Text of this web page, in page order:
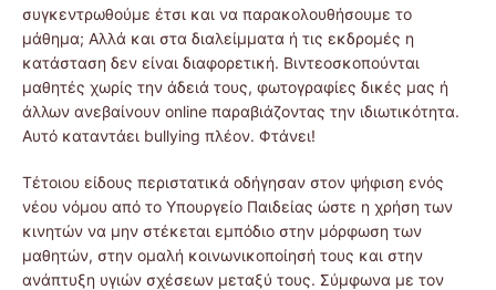
συγκεντρωθούμε έτσι και να παρακολουθήσουμε το
μάθημα; Αλλά και στα διαλείμματα ή τις εκδρομές η
κατάσταση δεν είναι διαφορετική. Βιντεοσκοπούνται
μαθητές χωρίς την άδειά τους, φωτογραφίες δικές μας ή
άλλων ανεβαίνουν online παραβιάζοντας την ιδιωτικότητα.
Αυτό καταντάει bullying πλέον. Φτάνει!
Τέτοιου είδους περιστατικά οδήγησαν στον ψήφιση ενός
νέου νόμου από το Υπουργείο Παιδείας ώστε η χρήση των
κινητών να μην στέκεται εμπόδιο στην μόρφωση των
μαθητών, στην ομαλή κοινωνικοποίησή τους και στην
ανάπτυξη υγιών σχέσεων μεταξύ τους. Σύμφωνα με τον